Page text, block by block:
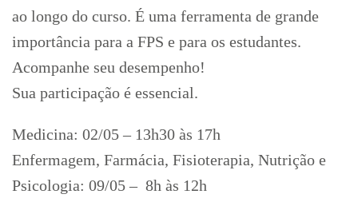
ao longo do curso. É uma ferramenta de grande
importância para a FPS e para os estudantes.
Acompanhe seu desempenho!
Sua participação é essencial.
Medicina: 02/05 – 13h30 às 17h
Enfermagem, Farmácia, Fisioterapia, Nutrição e
Psicologia: 09/05 – 8h às 12h